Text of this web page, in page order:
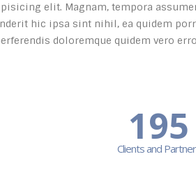
elit. Magnam, tempora
hic ipsa sint nihil, ea quidem
doloremque quidem vero
200
Clients and